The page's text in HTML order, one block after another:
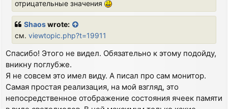
отрицательные значения
Shaoswrote:
см. viewtopic.php?t=19911
Спасибо! Этого не видел. Обязательно к этому подойду,
вникну поглубже.
Я не совсем это имел виду. А писал про сам монитор.
Самая простая реализация, на мой взгляд, это
непосредственное отображение состояния ячеек памяти